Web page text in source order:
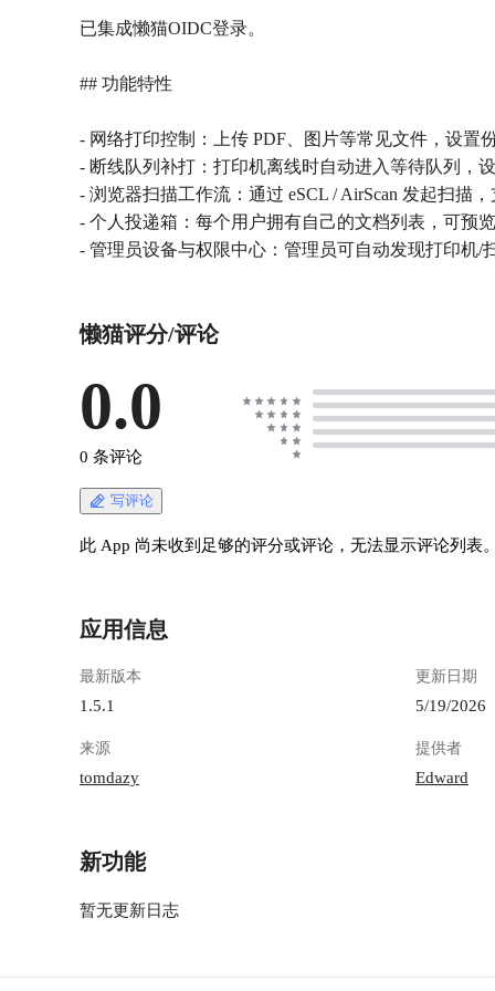
已集成懒猫OIDC登录。
## 功能特性
- 网络打印控制：上传 PDF、图片等常见文件，设
- 断线队列补打：打印机离线时自动进入等待队列，
- 浏览器扫描工作流：通过 eSCL / AirScan 发起扫描
- 个人投递箱：每个用户拥有自己的文档列表，可预
懒猫评分/评论
0.0
0 条评论
写评论
此 App 尚未收到足够的评分或评论，无法显示评论列表
应用信息
最新版本
1.5.1
更新日期
5/19/2026
来源
tomdazy
提供者
Edward
新功能
暂无更新日志